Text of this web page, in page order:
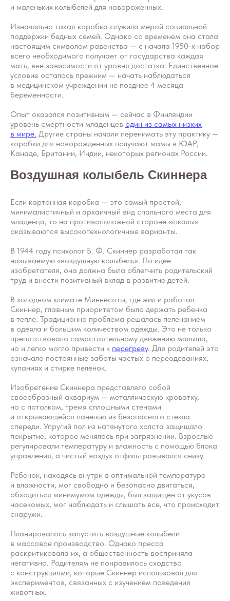
и маленьких колыбелей для новороженных.
Изначально такая коробка служила мерой социальной
поддержки бедных семей. Однако со временем она стала
настоящим символом равенства — с начала 1950-х набор
всего необходимого получает от государства каждая
мать, вне зависимости от уровня достатка. Единственное
условие осталось прежним — начать наблюдаться
в медицинском учреждении не позднее 4 месяца
беременности.
Опыт оказался позитивным — сейчас в Финляндии
уровень смертности младенцев один из самых низких
в мире. Другие страны начали перенимать эту практику —
коробки для новорожденных получают мамы в ЮАР,
Канаде, Британии, Индии, некоторых регионах России.
Воздушная колыбель Скиннера
Если картонная коробка — это самый простой,
минималистичный и архаичный вид спального места для
младенца, то на противоположной стороне «шкалы»
оказываются высокотехнологичные варианты.
В 1944 году психолог Б. Ф. Скиннер разработал так
называемую «воздушную колыбель». По идее
изобретателя, она должна была облегчить родительский
труд и внести позитивный вклад в развитие детей.
В холодном климате Миннесоты, где жил и работал
Скиннер, главным приоритетом было держать ребенка
в тепле. Традиционно проблема решалась пеленанием
в одеяла и большим количеством одежды. Это не только
препятствовало самостоятельному движению малыша,
но и легко могло привести к перегреву. Для родителей это
означало постоянные заботы частых о переодеваниях,
купаниях и стирке пеленок.
Изобретение Скиннера представляло собой
своеобразный аквариум — металлическую кроватку,
но с потолком, тремя сплошными стенами
и открывающейся панелью из безопасного стекла
спереди. Упругий пол из натянутого холста защищало
покрытие, которое менялось при загрязнении. Взрослые
регулировали температуру и влажность с помощью блока
управления, а чистый воздух отфильтровывался снизу.
Ребенок, находясь внутри в оптимальной температуре
и влажности, мог свободно и безопасно двигаться,
обходиться минимумом одежды, был защищен от укусов
насекомых, мог наблюдать и слышать все, что происходит
снаружи.
Планировалось запустить воздушные колыбели
в массовое производство. Однако пресса
раскритиковала их, а общественность восприняла
негативно. Родителям не понравилось сходство
с конструкциями, которые Скиннер использовал для
экспериментов, связанных с изучением поведения
животных.
Хотите наладить
сон ребёнка?